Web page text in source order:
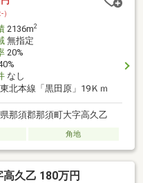
2136m2
無指定
20%
なし
東北本線「黒田原」19Ｋｍ
那須郡那須町大字高久乙
角地
久乙 180万円